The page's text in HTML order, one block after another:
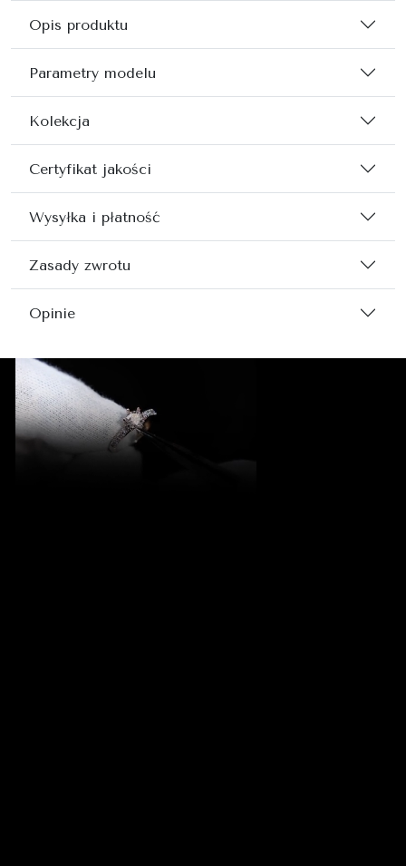
Opis produktu
Parametry modelu
Kolekcja
Certyfikat jakości
Wysyłka i płatność
Zasady zwrotu
Opinie